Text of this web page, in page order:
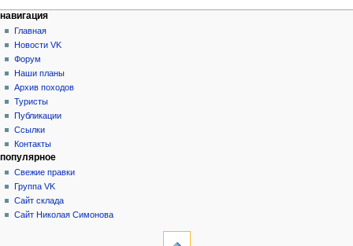
Н
а
в
и
а
ц
и
я
действия на странице
служебная
страница
персональные инструменты
создать
учётную
запись
войти
навигация
Главная
Новости VK
Форум
Наши планы
Архив походов
Туристы
Публикации
Ссылки
Контакты
популярное
Свежие правки
Группа VK
Сайт склада
Сайт Николая Симонова